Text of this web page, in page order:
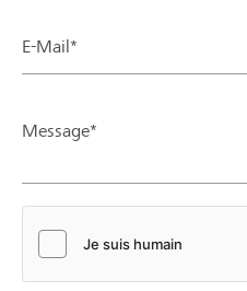
E-Mail*
Message*